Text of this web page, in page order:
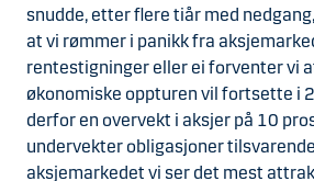
snudde, etter flere tiår med
at vi rømmer i panikk fra
rentestigninger eller ei forventer vi
økonomiske oppturen vil fortsette i
derfor en overvekt i aksjer på 10
undervekter obligasjoner
aksjemarkedet vi ser det mest